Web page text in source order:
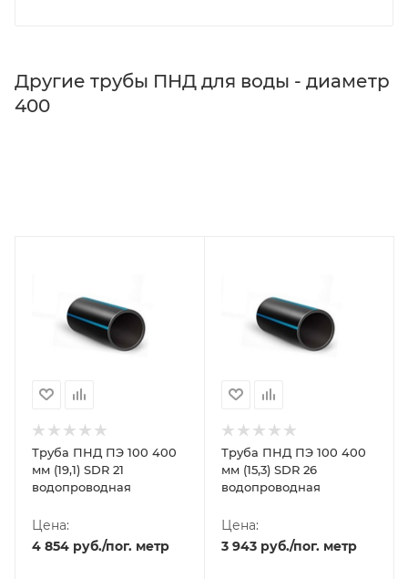
Другие трубы ПНД для воды - диаметр
400
Труба ПНД ПЭ 100 400
мм (19,1) SDR 21
водопроводная
Цена:
4 854 руб./пог. метр
Труба ПНД ПЭ 100 400
мм (15,3) SDR 26
водопроводная
Цена:
3 943 руб./пог. метр